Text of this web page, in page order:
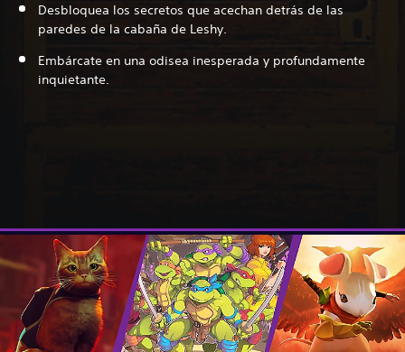
Desbloquea los secretos que acechan detrás de las
paredes de la cabaña de Leshy.
Embárcate en una odisea inesperada y profundamente
inquietante.